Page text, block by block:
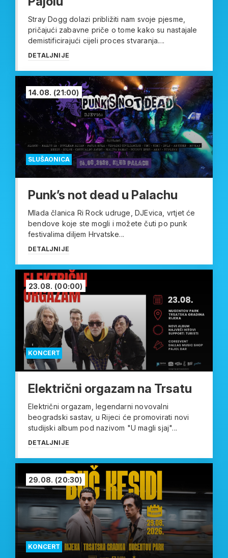
Stray Dogg dolazi približiti nam svoje pjesme,
pričajući zabavne priče o tome kako su nastajale
demistificirajući cijeli proces stvaranja....
DETALJNIJE
SLUŠAONICA
14.08. (21:00)
Punk’s not dead u Palachu
Mlada članica Ri Rock udruge, DJEvica, vrtjet će
bendove koje ste mogli i možete čuti po punk
festivalima diljem Hrvatske...
DETALJNIJE
KONCERT
23.08. (00:00)
Električni orgazam na Trsatu
Električni orgazam, legendarni novovalni
beogradski sastav, u Rijeci će promovirati novi
studijski album pod nazivom "U magli sjaj"...
DETALJNIJE
KONCERT
29.08. (20:30)